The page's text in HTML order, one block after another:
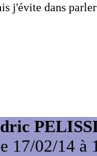
j'évite dans
17/02/14 à